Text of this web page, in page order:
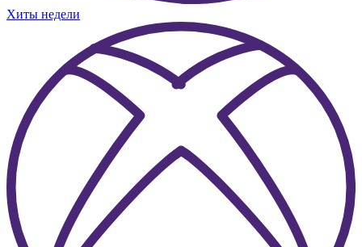
Хиты недели